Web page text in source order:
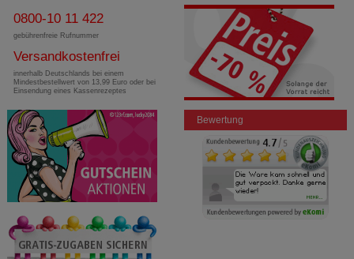
0800-10 11 422
gebührenfreie Rufnummer
Versandkostenfrei
innerhalb Deutschlands bei einem
Mindestbestellwert von 13,99 Euro oder bei
Einsendung eines Kassenrezeptes
Bewertung